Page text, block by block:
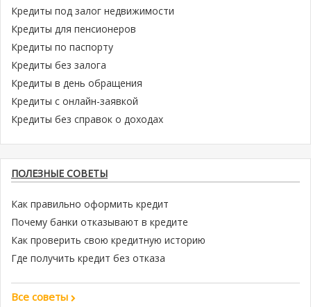
Кредиты под залог недвижимости
Кредиты для пенсионеров
Кредиты по паспорту
Кредиты без залога
Кредиты в день обращения
Кредиты с онлайн-заявкой
Кредиты без справок о доходах
ПОЛЕЗНЫЕ СОВЕТЫ
Как правильно оформить кредит
Почему банки отказывают в кредите
Как проверить свою кредитную историю
Где получить кредит без отказа
Все советы